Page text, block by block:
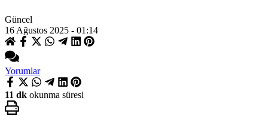
Güncel
16 Ağustos 2025 - 01:14
Yorumlar
11 dk okunma süresi